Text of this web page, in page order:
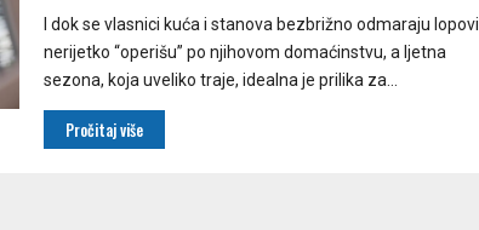
I dok se vlasnici kuća i stanova bezbrižno odmaraju lopovi
nerijetko “operišu” po njihovom domaćinstvu, a ljetna
sezona, koja uveliko traje, idealna je prilika za...
Pročitaj više